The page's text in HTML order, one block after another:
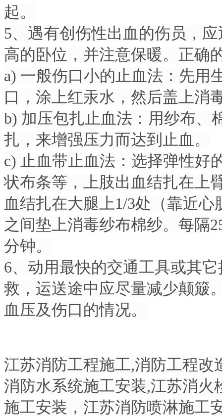
起。
5、遇有创伤性出血的伤员，
高的卧位，并注意保暖。正确
a) 一般伤口小的止血法：先用
口，涂上红汞水，然后盖上消
b) 加压包扎止血法：用纱布、
扎，来增强压力而达到止血。
c) 止血带止血法：选择弹性好
状布条等，上肢出血结扎在上
血结扎在大腿上1/3处（靠近
之间垫上消毒纱布棉纱。每
分钟。
6、动用最快的交通工具或其
救，运送途中应尽量减少颠簸
血压及伤口的情况。
江苏消防工程施工,消防工程
消防水系统施工安装,江苏消
施工安装，江苏消防喷淋施工